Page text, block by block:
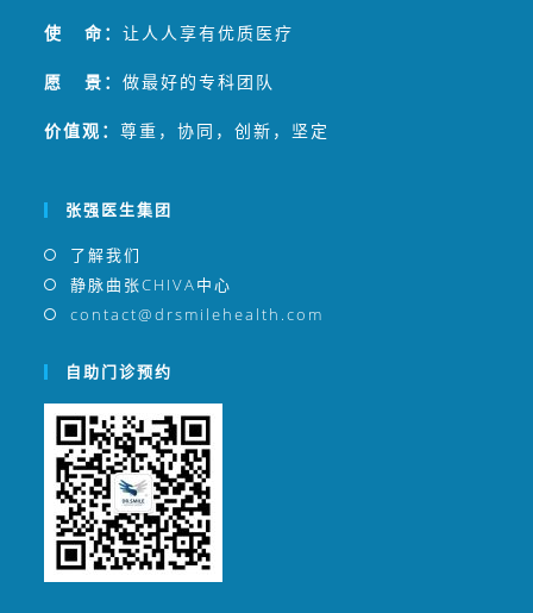
使 命：让人人享有优质医疗
愿 景：做最好的专科团队
价值观：尊重，协同，创新，坚定
张强医生集团
了解我们
静脉曲张CHIVA中心
contact@drsmilehealth.com
自助门诊预约